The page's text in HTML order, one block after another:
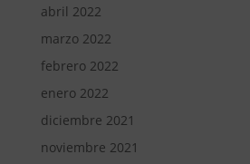
abril 2022
marzo 2022
febrero 2022
enero 2022
diciembre 2021
noviembre 2021